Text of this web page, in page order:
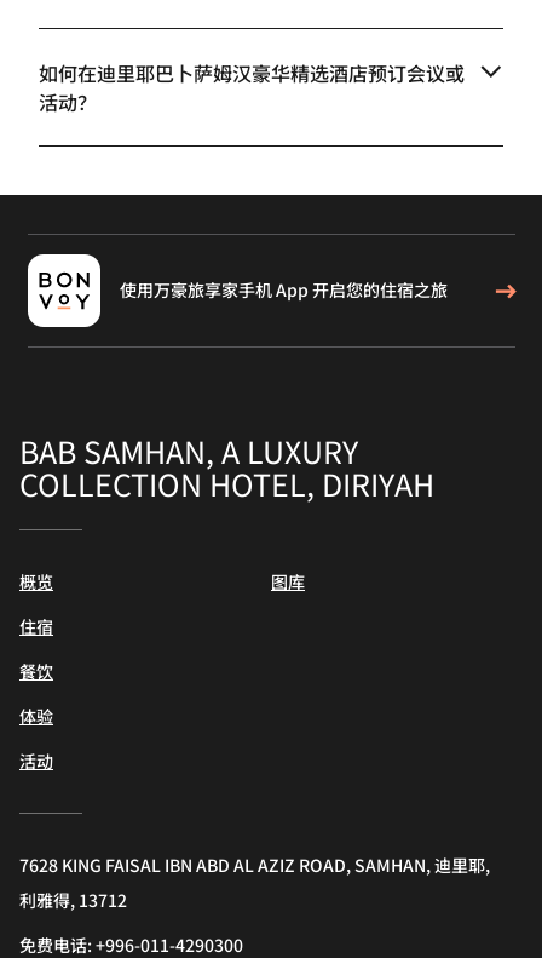
如何在迪里耶巴卜萨姆汉豪华精选酒店预订会议或
活动？
使用万豪旅享家手机 App 开启您的住宿之旅
BAB SAMHAN, A LUXURY
COLLECTION HOTEL, DIRIYAH
概览
住宿
餐饮
体验
活动
图库
7628 KING FAISAL IBN ABD AL AZIZ ROAD, SAMHAN, 迪里耶,
利雅得, 13712
免费电话:+996-011-4290300